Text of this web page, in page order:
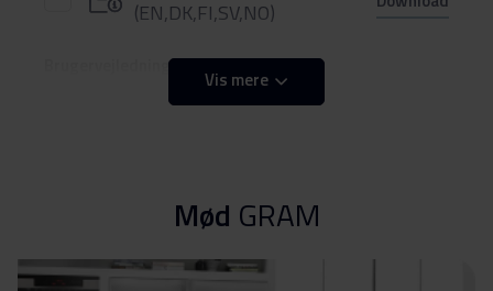
(EN,DK,FI,SV,NO)
Brugervejledning
Produktbillede 47FK 4155
Produktbillede 47FK
Vis mere
Mød GRAM